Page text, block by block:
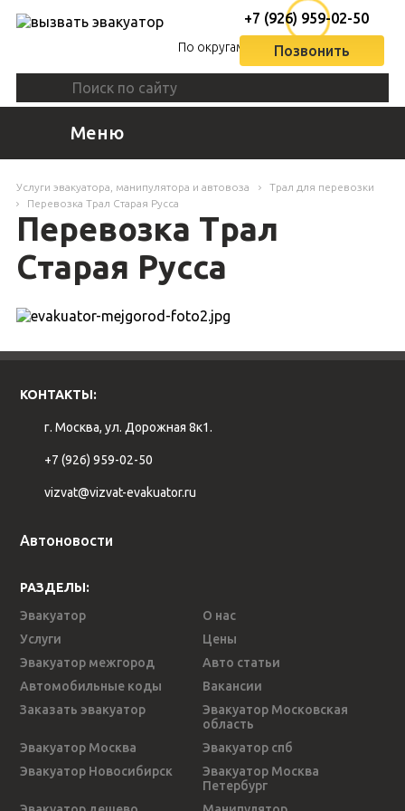
По округам
+7 (926) 959-02-50
Позвонить
Меню
Услуги эвакуатора, манипулятора и автовоза
Трал для перевозки
Перевозка Трал Старая Русса
Перевозка Трал
Старая Русса
КОНТАКТЫ:
г. Москва, ул. Дорожная 8к1.
+7 (926) 959-02-50
vizvat@vizvat-evakuator.ru
Автоновости
РАЗДЕЛЫ:
Эвакуатор
О нас
Услуги
Цены
Эвакуатор межгород
Авто статьи
Автомобильные коды
Вакансии
Заказать эвакуатор
Эвакуатор Московская
область
Эвакуатор Москва
Эвакуатор спб
Эвакуатор Новосибирск
Эвакуатор Москва
Петербург